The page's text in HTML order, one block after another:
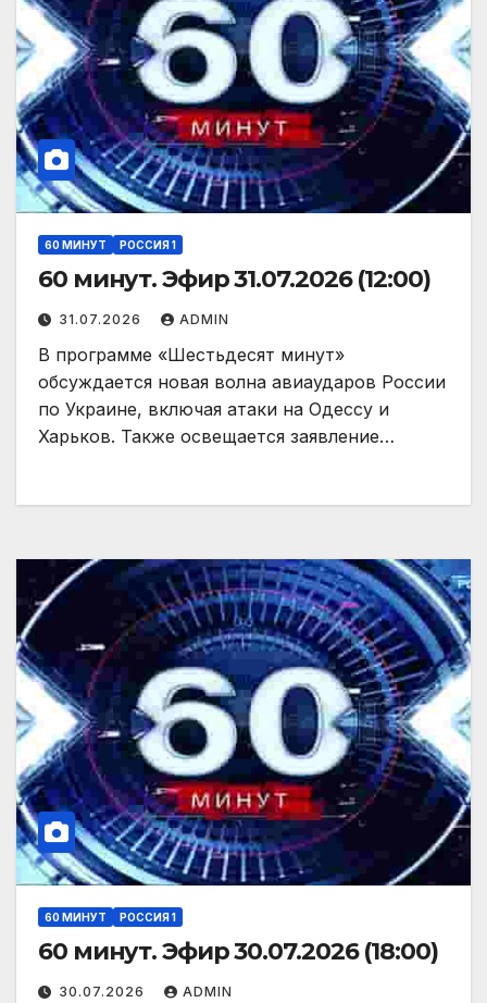
60 МИНУТ РОССИЯ 1
60 минут. Эфир 31.07.2026 (12:00)
31.07.2026 ADMIN
В программе «Шестьдесят минут»
обсуждается новая волна авиаударов России
по Украине, включая атаки на Одессу и
Харьков. Также освещается заявление…
60 МИНУТ РОССИЯ 1
60 минут. Эфир 30.07.2026 (18:00)
30.07.2026 ADMIN